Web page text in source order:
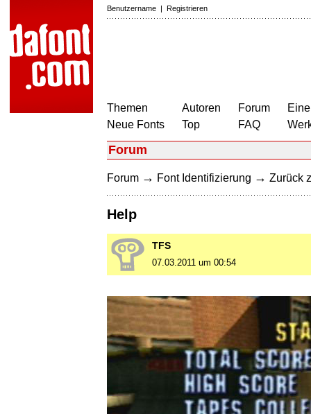
Benutzername | Registrieren
Themen
Neue Fonts
Autoren
Top
Forum
FAQ
Forum
Forum → Font Identifizierung → Zurück
Help
TFS
07.03.2011 um 00:54